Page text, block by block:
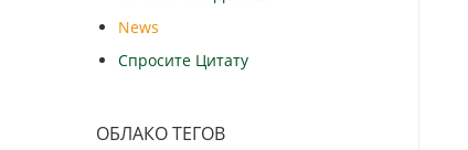
News
Спросите Цитату
ОБЛАКО ТЕГОВ